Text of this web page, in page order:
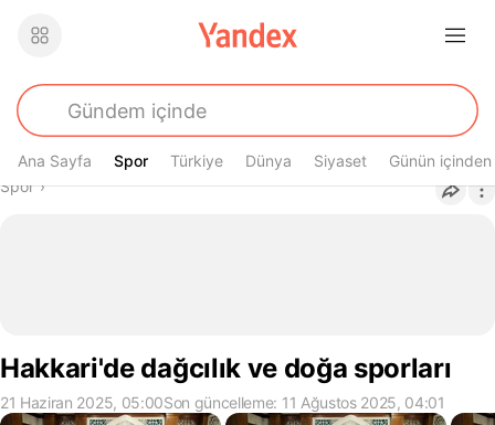
Ana Sayfa Spor
Spor Türkiye Dünya Siyaset Günün içinden
Buradasın
Spor›
Hakkari'de dağcılık ve doğa sporları
21 Haziran 2025, 05:00Son güncelleme: 11 Ağustos 2025, 04:01